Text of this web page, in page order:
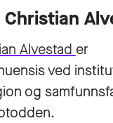
Christian
Alvestad er
ved
og